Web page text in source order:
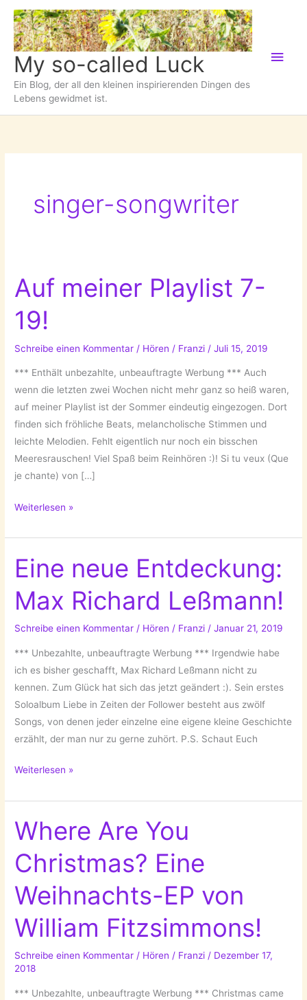
Zum
Inhalt
springen
My so-called Luck
Ein Blog, der all den kleinen inspirierenden Dingen des
Lebens gewidmet ist.
singer-songwriter
Auf meiner Playlist 7-
19!
Schreibe einen Kommentar / Hören / Franzi /Juli 15, 2019
*** Enthält unbezahlte, unbeauftragte Werbung *** Auch
wenn die letzten zwei Wochen nicht mehr ganz so heiß waren,
auf meiner Playlist ist der Sommer eindeutig eingezogen. Dort
finden sich fröhliche Beats, melancholische Stimmen und
leichte Melodien. Fehlt eigentlich nur noch ein bisschen
Meeresrauschen! Viel Spaß beim Reinhören :)! Si tu veux (Que
je chante) von […]
Auf
Playlist
7-
19!
Weiterlesen »
Eine neue Entdeckung:
Max Richard Leßmann!
Schreibe einen Kommentar / Hören / Franzi /Januar 21, 2019
*** Unbezahlte, unbeauftragte Werbung *** Irgendwie habe
ich es bisher geschafft, Max Richard Leßmann nicht zu
kennen. Zum Glück hat sich das jetzt geändert :). Sein erstes
Soloalbum Liebe in Zeiten der Follower besteht aus zwölf
Songs, von denen jeder einzelne eine eigene kleine Geschichte
erzählt, der man nur zu gerne zuhört. P.S. Schaut Euch
Eine
Entdeckung:
Max
Richard
Leßmann!
Weiterlesen »
Where Are You
Christmas? Eine
Weihnachts-EP von
William Fitzsimmons!
Schreibe einen Kommentar / Hören / Franzi/ Dezember 17,
2018
*** Unbezahlte, unbeauftragte Werbung *** Christmas came